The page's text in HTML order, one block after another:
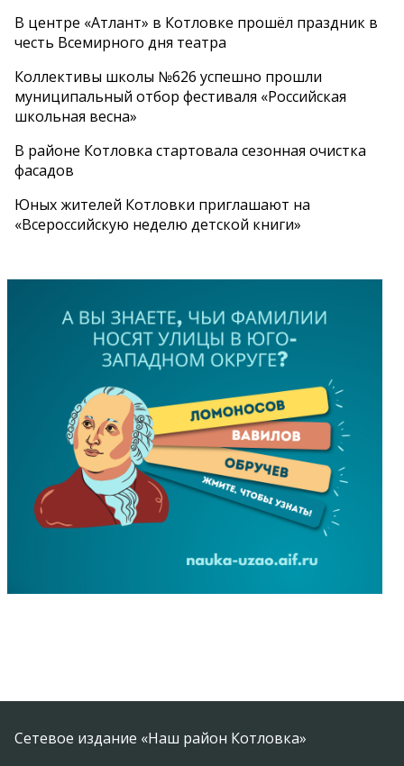
В центре «Атлант» в Котловке прошёл праздник в
честь Всемирного дня театра
Коллективы школы №626 успешно прошли
муниципальный отбор фестиваля «Российская
школьная весна»
В районе Котловка стартовала сезонная очистка
фасадов
Юных жителей Котловки приглашают на
«Всероссийскую неделю детской книги»
Сетевое издание «Наш район Котловка»